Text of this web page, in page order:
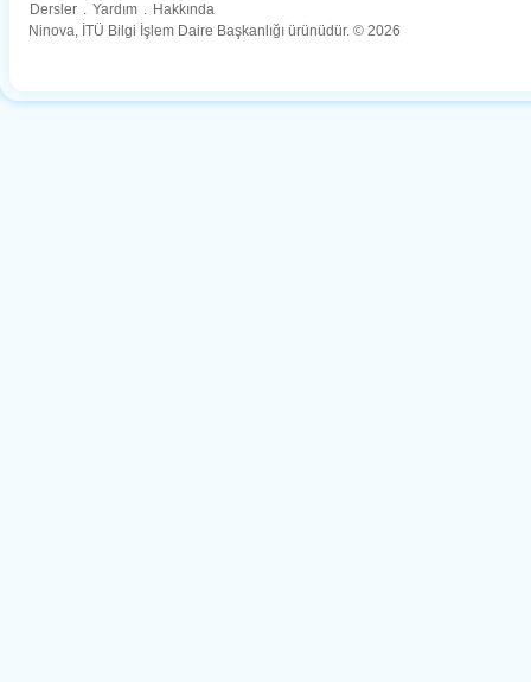
Dersler . Yardım . Hakkında
Ninova, İTÜ Bilgi İşlem Daire Başkanlığı ürünüdür. © 2026